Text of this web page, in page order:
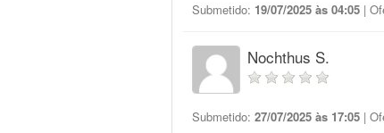
Submetido: 19/07/2025 às 04:05 |
Nochthus S.
Submetido: 27/07/2025 às 17:05 |